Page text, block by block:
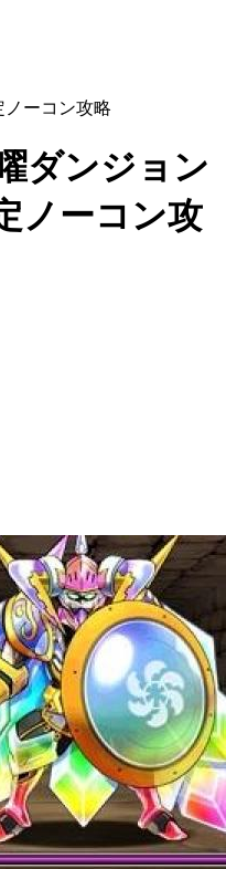
ーコン攻略
ダンジョン
ノーコン攻